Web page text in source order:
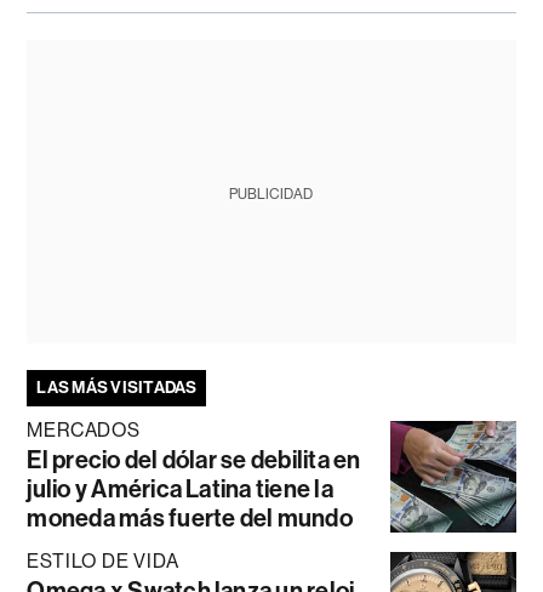
PUBLICIDAD
LAS MÁS VISITADAS
MERCADOS
El precio del dólar se debilita en
julio y América Latina tiene la
moneda más fuerte del mundo
ESTILO DE VIDA